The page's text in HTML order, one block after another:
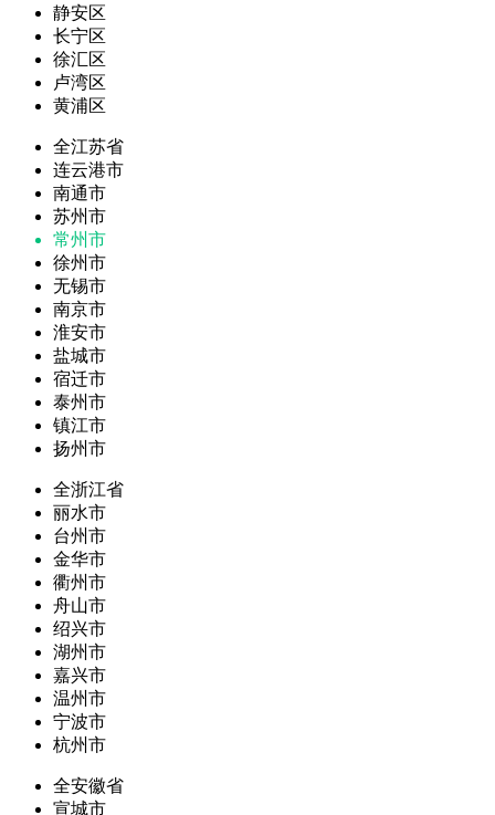
静安区
长宁区
徐汇区
卢湾区
黄浦区
全江苏省
连云港市
南通市
苏州市
常州市
徐州市
无锡市
南京市
淮安市
盐城市
宿迁市
泰州市
镇江市
扬州市
全浙江省
丽水市
台州市
金华市
衢州市
舟山市
绍兴市
湖州市
嘉兴市
温州市
宁波市
杭州市
全安徽省
宣城市